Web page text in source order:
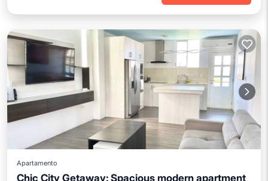
Apartamento
Chic City Getaway: Spacious modern apartment